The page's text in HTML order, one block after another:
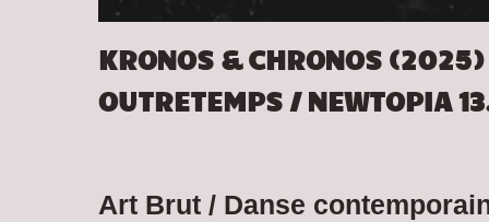
KRONOS & CHRONOS (2025)
OUTRETEMPS / NEWTOPIA
Art Brut / Danse